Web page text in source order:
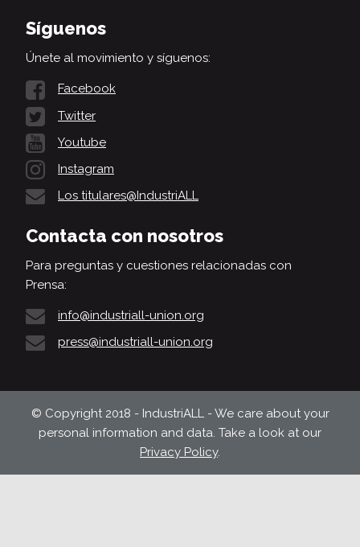
Síguenos
Únete al movimiento y síguenos:
Facebook
Twitter
Youtube
Instagram
Los titulares@IndustriALL
Contacta con nosotros
Para preguntas y cuestiones relacionadas con
Prensa:
info@industriall-union.org
press@industriall-union.org
© Copyright 2018 - IndustriALL - We care about your
personal information and data. Take a look at our
Privacy Policy.